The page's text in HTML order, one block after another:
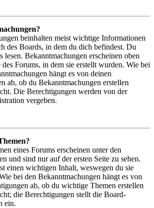
beinhalten meist wichtige Informationen
des Boards, in dem du dich befindest. Du
lesen. Bekanntmachungen erscheinen oben
des Forums, in dem sie erstellt wurden. Wie bei
hängt es von deinen
ab, ob du Bekanntmachungen erstellen
Die Berechtigungen werden von der
vergeben.
eines Forums erscheinen unter den
und sind nur auf der ersten Seite zu sehen.
einen wichtigen Inhalt, weswegen du sie
bei den Bekanntmachungen hängt es von
ab, ob du wichtige Themen erstellen
die Berechtigungen stellt die Board-
ein.